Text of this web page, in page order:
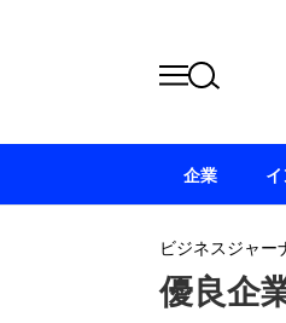
ビジネスジャー
優良企
企業